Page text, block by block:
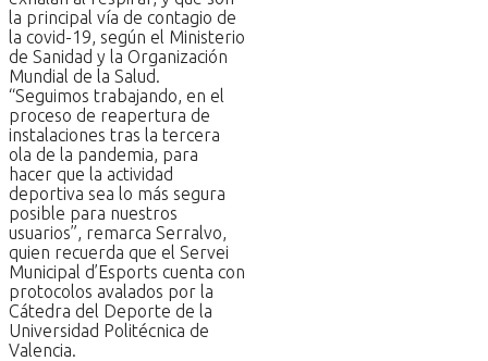
la principal vía de contagio de
la covid-19, según el Ministerio
de Sanidad y la Organización
Mundial de la Salud.
“Seguimos trabajando, en el
proceso de reapertura de
instalaciones tras la tercera
ola de la pandemia, para
hacer que la actividad
deportiva sea lo más segura
posible para nuestros
usuarios”, remarca Serralvo,
quien recuerda que el Servei
Municipal d’Esports cuenta con
protocolos avalados por la
Cátedra del Deporte de la
Universidad Politécnica de
Valencia.